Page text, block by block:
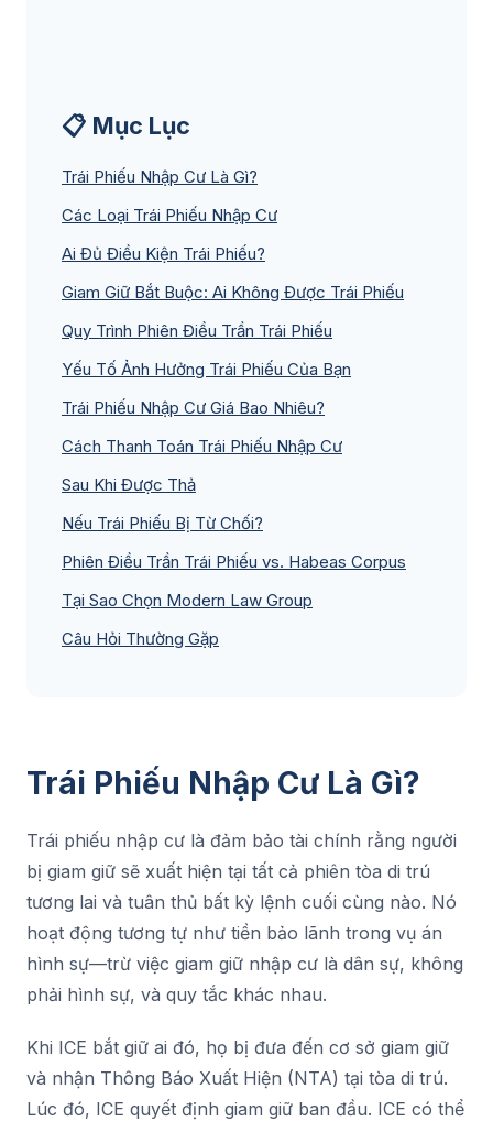
📋 Mục Lục
Trái Phiếu Nhập Cư Là Gì?
Các Loại Trái Phiếu Nhập Cư
Ai Đủ Điều Kiện Trái Phiếu?
Giam Giữ Bắt Buộc: Ai Không Được Trái Phiếu
Quy Trình Phiên Điều Trần Trái Phiếu
Yếu Tố Ảnh Hưởng Trái Phiếu Của Bạn
Trái Phiếu Nhập Cư Giá Bao Nhiêu?
Cách Thanh Toán Trái Phiếu Nhập Cư
Sau Khi Được Thả
Nếu Trái Phiếu Bị Từ Chối?
Phiên Điều Trần Trái Phiếu vs. Habeas Corpus
Tại Sao Chọn Modern Law Group
Câu Hỏi Thường Gặp
Trái Phiếu Nhập Cư Là Gì?
Trái phiếu nhập cư là đảm bảo tài chính rằng người
bị giam giữ sẽ xuất hiện tại tất cả phiên tòa di trú
tương lai và tuân thủ bất kỳ lệnh cuối cùng nào. Nó
hoạt động tương tự như tiền bảo lãnh trong vụ án
hình sự—trừ việc giam giữ nhập cư là dân sự, không
phải hình sự, và quy tắc khác nhau.
Khi ICE bắt giữ ai đó, họ bị đưa đến cơ sở giam giữ
và nhận Thông Báo Xuất Hiện (NTA) tại tòa di trú.
Lúc đó, ICE quyết định giam giữ ban đầu. ICE có thể